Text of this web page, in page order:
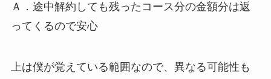
Ａ．途中解約しても残ったコース分の金額分は返
ってくるので安心
上は僕が覚えている範囲なので、異なる可能性も